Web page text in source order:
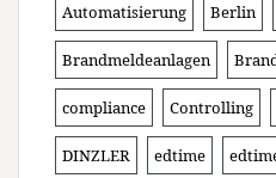
Automatisierung Berlin
Brandmeldeanlagen
compliance Controlling
DINZLER edtime